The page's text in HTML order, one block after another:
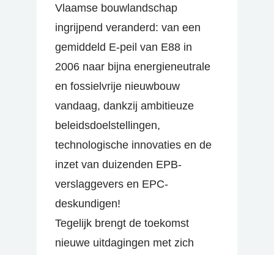
Vlaamse bouwlandschap
ingrijpend veranderd: van een
gemiddeld E-peil van E88 in
2006 naar bijna energieneutrale
en fossielvrije nieuwbouw
vandaag, dankzij ambitieuze
beleidsdoelstellingen,
technologische innovaties en de
inzet van duizenden EPB-
verslaggevers en EPC-
deskundigen!
Tegelijk brengt de toekomst
nieuwe uitdagingen met zich